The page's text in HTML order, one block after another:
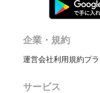
企業・規約
運営会社利用規約プ
サービス